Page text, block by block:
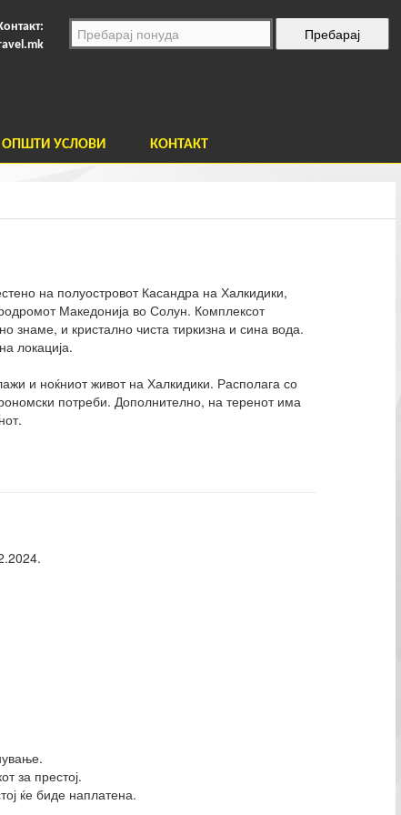
ОПШТИ УСЛОВИ КОНТАКТ
на полуостровот Касандра на Халкидики,
Македонија во Солун. Комплексот
знаме, и кристално чиста тиркизна и сина вода.
локација.
и ноќниот живот на Халкидики. Располага со
потреби. Дополнително, на теренот има
за престој.
ќе биде наплатена.